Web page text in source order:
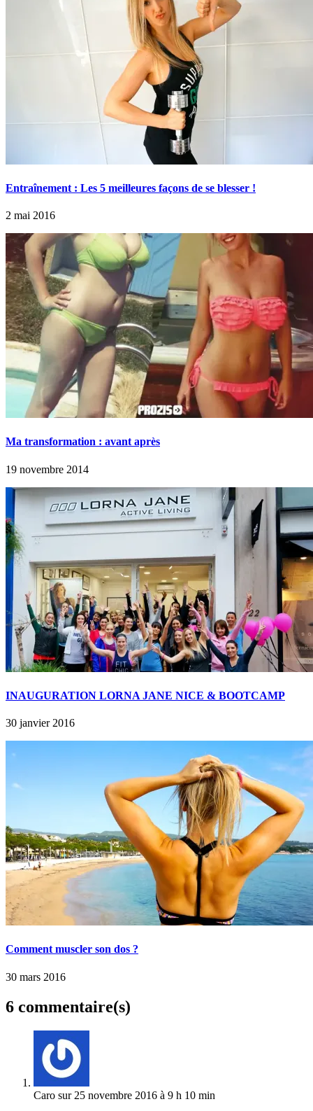
Entraînement : Les 5 meilleures façons de se blesser !
2 mai 2016
Ma transformation : avant après
19 novembre 2014
INAUGURATION LORNA JANE NICE & BOOTCAMP
30 janvier 2016
Comment muscler son dos ?
30 mars 2016
6 commentaire(s)
Caro sur 25 novembre 2016 à 9 h 10 min